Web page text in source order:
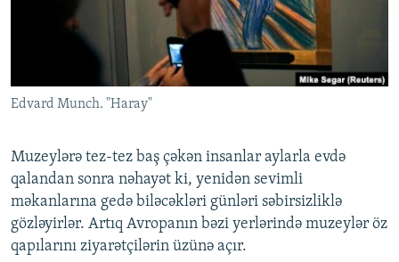
İNFOQRAFIKA
KARIKATURA
AZƏRBAYCAN ƏDƏBIYYATI KITABXANASI
İSLAM VƏ DEMOKRATIYA
İZ - MƏDƏNIYYƏT PROQRAMI
MISSIYAMIZ
PEŞƏ ETIKASI VƏ JURNALISTIKA STANDARTLARIMIZ
MATERIALLARIMIZDAN ISTIFADƏ
AZADLIQRADIOSU MOBIL TELEFONUNUZDA
XƏBƏR BÜLLETENLƏRIMIZ
RFE/RL-in bütün saytları
Edvard Munch. "Haray"
Muzeylərə tez-tez baş çəkən insanlar aylarla evdə
qalandan sonra nəhayət ki, yenidən sevimli
məkanlarına gedə biləcəkləri günləri səbirsizliklə
gözləyirlər. Artıq Avropanın bəzi yerlərində muzeylər öz
qapılarını ziyarətçilərin üzünə açır.